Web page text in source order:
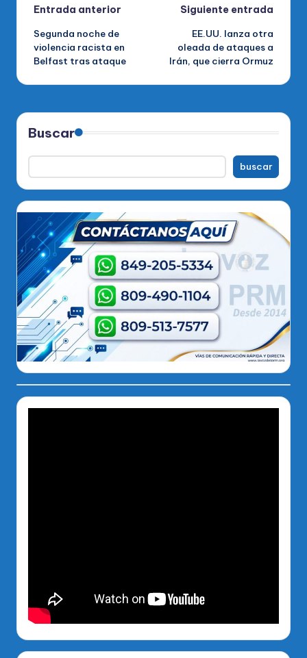
Navegación
de
entradas
Entrada anterior
Segunda noche de
violencia racista en
Belfast tras ataque
Siguiente entrada
EE.UU. lanza otra
oleada de ataques a
Irán, que cierra Ormuz
Buscar
buscar